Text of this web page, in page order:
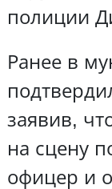
полиции
Ранее в
заявив,
на сцену
офицер и